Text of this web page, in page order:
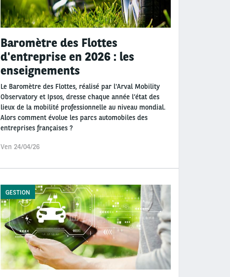
Baromètre des Flottes
d'entreprise en 2026 : les
enseignements
Le Baromètre des Flottes, réalisé par l'Arval Mobility
Observatory et Ipsos, dresse chaque année l’état des
lieux de la mobilité professionnelle au niveau mondial.
Alors comment évolue les parcs automobiles des
entreprises françaises ?
Ven 24/04/26
GESTION